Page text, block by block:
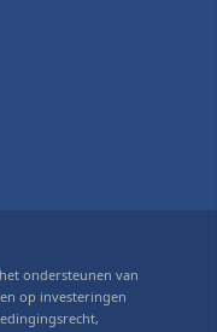
ondersteunen van
op investeringen